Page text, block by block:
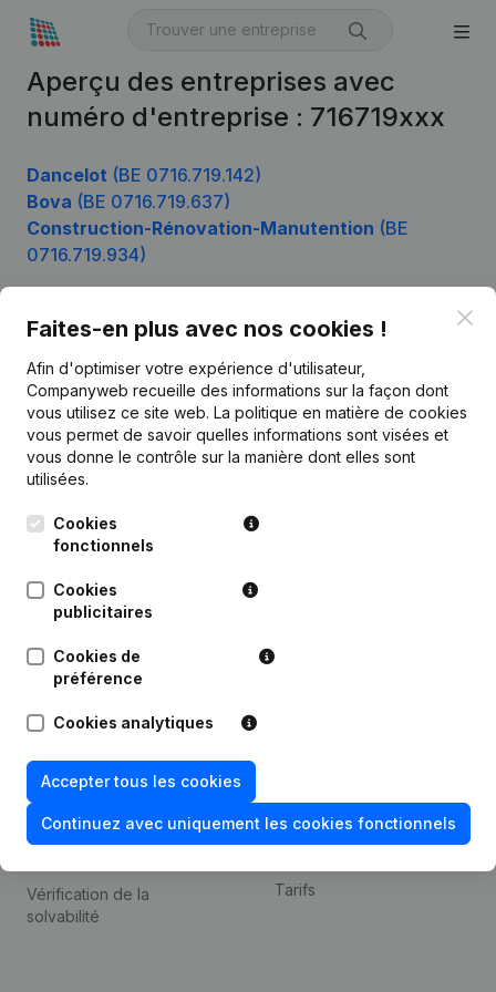
Aperçu des entreprises avec
numéro d'entreprise : 716719xxx
Dancelot (BE 0716.719.142)
Bova (BE 0716.719.637)
Construction-Rénovation-Manutention (BE
0716.719.934)
Faites-en plus avec nos cookies !
Afin d'optimiser votre expérience d'utilisateur,
Companyweb recueille des informations sur la façon dont
vous utilisez ce site web. La politique en matière de cookies
vous permet de savoir quelles informations sont visées et
vous donne le contrôle sur la manière dont elles sont
utilisées.
Cookies
fonctionnels
Cookies
publicitaires
Cookies de
préférence
Cookies analytiques
Accepter tous les cookies
Continuez avec uniquement les cookies fonctionnels
Français
Leuvensesteenweg
248D,
Produit
Informations d’entreprise
Monitoring
Recherche internationale
Thème
de la fraude
Consulter des comptes
annuels
Recherche de numéro de
Vérification de la
solvabilité
Contact
Tarifs